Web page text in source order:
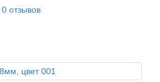
0 отзывов